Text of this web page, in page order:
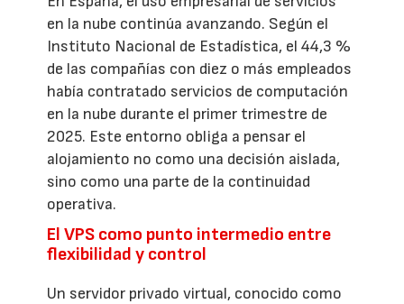
en la nube continúa avanzando. Según el
Instituto Nacional de Estadística, el 44,3 %
de las compañías con diez o más empleados
había contratado servicios de computación
en la nube durante el primer trimestre de
2025. Este entorno obliga a pensar el
alojamiento no como una decisión aislada,
sino como una parte de la continuidad
operativa.
El VPS como punto intermedio entre
flexibilidad y control
Un servidor privado virtual, conocido como